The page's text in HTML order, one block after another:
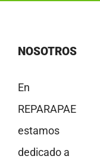
NOSOTROS
En
REPARAPAE
estamos
dedicado a